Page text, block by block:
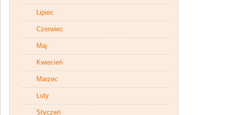
Lipiec
Czerwiec
Maj
Kwiecień
Marzec
Luty
Styczeń